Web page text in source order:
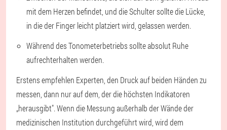
mit dem Herzen befindet, und die Schulter sollte die Lücke,
in die der Finger leicht platziert wird, gelassen werden.
Während des Tonometerbetriebs sollte absolut Ruhe
aufrechterhalten werden.
Erstens empfehlen Experten, den Druck auf beiden Händen zu
messen, dann nur auf dem, der die höchsten Indikatoren
„herausgibt". Wenn die Messung außerhalb der Wände der
medizinischen Institution durchgeführt wird, wird dem